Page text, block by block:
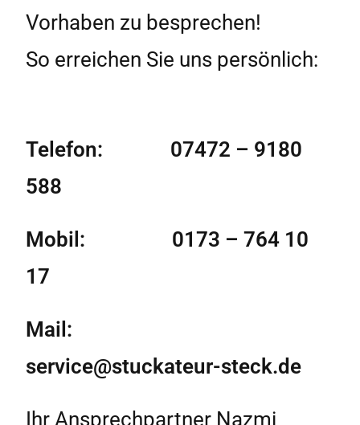
Vorhaben zu besprechen!
So erreichen Sie uns persönlich:
Telefon: 07472 – 9180
588
Mobil: 0173 – 764 10
17
Mail:
service@stuckateur-steck.de
Ihr Ansprechpartner Nazmi